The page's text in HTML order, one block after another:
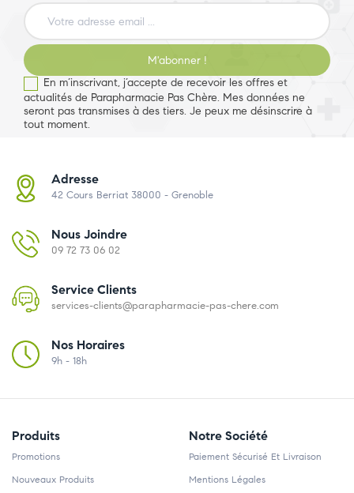
M'abonner !
En m’inscrivant, j’accepte de recevoir les offres et
actualités de Parapharmacie Pas Chère. Mes données ne
seront pas transmises à des tiers. Je peux me désinscrire à
tout moment.
Adresse
42 Cours Berriat 38000 - Grenoble
Nous Joindre
09 72 73 06 02
Service Clients
services-clients@parapharmacie-pas-chere.com
Nos Horaires
9h - 18h
Produits
Promotions
Nouveaux Produits
Notre Société
Paiement Sécurisé Et Livraison
Mentions Légales